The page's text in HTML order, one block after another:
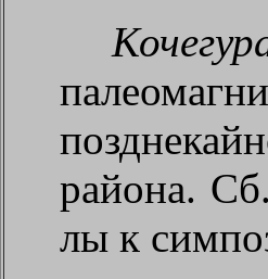
района.
лы к